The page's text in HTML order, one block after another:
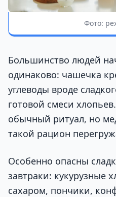
Фото:
Большинство людей
одинаково: чашечка
углеводы вроде
готовой смеси
обычный ритуал, но
такой рацион
Особенно опасны
завтраки: кукурузные
сахаром, пончики,